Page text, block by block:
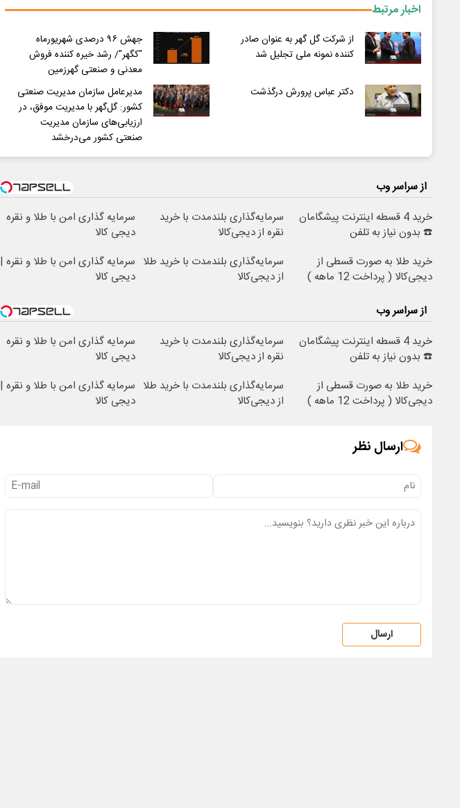
اخبار مرتبط
از شرکت گل گهر به عنوان صادر
کننده نمونه ملی تجلیل شد
جهش ۹۶ درصدی شهریورماه
"کگهر"/ رشد خیره کننده فروش
معدنی و صنعتی گهرزمین
دکتر عباس پرورش درگذشت
مدیرعامل سازمان مدیریت صنعتی
کشور: گل‌گهر با مدیریت موفق، در
ارزیابی‌های سازمان مدیریت
صنعتی کشور می‌درخشد
از سراسر وب
خرید 4 قسطه اینترنت پیشگامان
☎️ بدون نیاز به تلفن
سرمایه‌گذاری بلندمدت با خرید
نقره از دیجی‌کالا
سرمایه گذاری امن با طلا و نقره
دیجی کالا
خرید طلا به صورت قسطی از
دیجی‌کالا ( پرداخت 12 ماهه )
سرمایه‌گذاری بلندمدت با خرید طلا
از دیجی‌کالا
سرمایه گذاری امن با طلا و نقره |
دیجی کالا
از سراسر وب
خرید 4 قسطه اینترنت پیشگامان
☎️ بدون نیاز به تلفن
سرمایه‌گذاری بلندمدت با خرید
نقره از دیجی‌کالا
سرمایه گذاری امن با طلا و نقره
دیجی کالا
خرید طلا به صورت قسطی از
دیجی‌کالا ( پرداخت 12 ماهه )
سرمایه‌گذاری بلندمدت با خرید طلا
از دیجی‌کالا
سرمایه گذاری امن با طلا و نقره |
دیجی کالا
ارسال نظر
ارسال